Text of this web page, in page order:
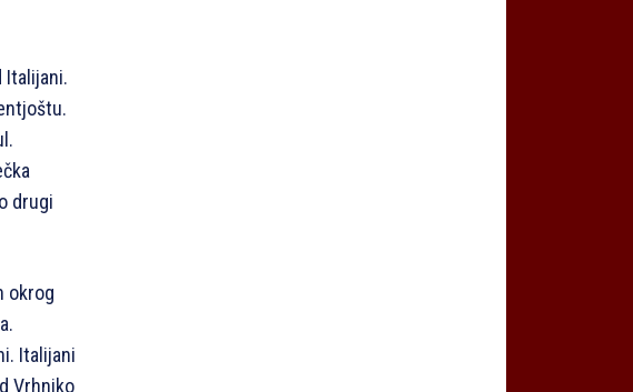
Italijani.
drugi
okrog
Italijani
Vrhniko